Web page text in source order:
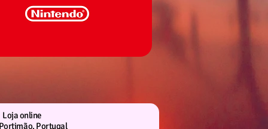
Loja online
Portugal